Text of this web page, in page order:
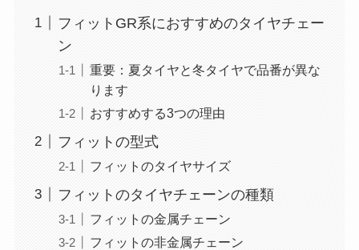
フィットGR系におすすめのタイヤチェー
ン
重要：夏タイヤと冬タイヤで品番が異な
ります
おすすめする3つの理由
フィットの型式
フィットのタイヤサイズ
フィットのタイヤチェーンの種類
フィットの金属チェーン
フィットの非金属チェーン